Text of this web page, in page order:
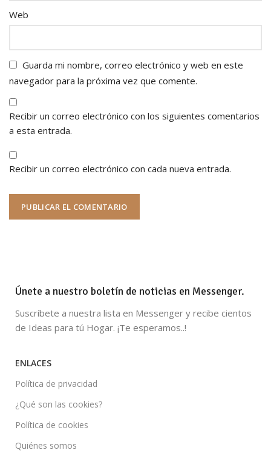
Web
Guarda mi nombre, correo electrónico y web en este
navegador para la próxima vez que comente.
Recibir un correo electrónico con los siguientes comentarios
a esta entrada.
Recibir un correo electrónico con cada nueva entrada.
Únete a nuestro boletín de noticias en Messenger.
Suscríbete a nuestra lista en Messenger y recibe cientos
de Ideas para tú Hogar. ¡Te esperamos..!
ENLACES
Política de privacidad
¿Qué son las cookies?
Política de cookies
Quiénes somos